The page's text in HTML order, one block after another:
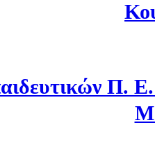
Π.